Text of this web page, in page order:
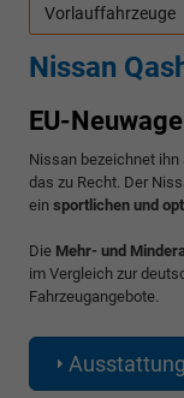
Vorlauffahrzeuge
Nissan
EU-
Nissan bezeichnet ihn
das zu Recht. Der
ein sportlichen und
Die Mehr- und
im Vergleich zur
Fahrzeugangebote.